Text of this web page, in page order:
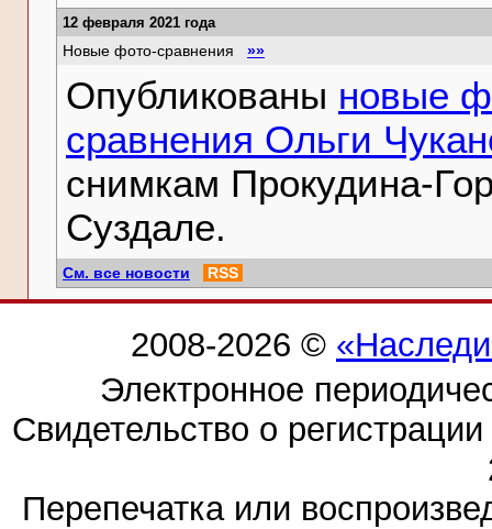
12 февраля 2021 года
Новые фото-сравнения »»
Опубликованы новые
сравнения Ольги
снимкам Прокудина-
Суздале.
См. все новости RSS
2008-2026 ©
Электронное
Свидетельство о
Перепечатка или